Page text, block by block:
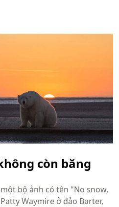
còn băng
bộ ảnh có tên "No snow,
Waymire ở đảo Barter,